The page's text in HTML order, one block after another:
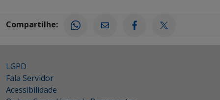
Compartilhe:
LGPD
Fala Servidor
Acessibilidade